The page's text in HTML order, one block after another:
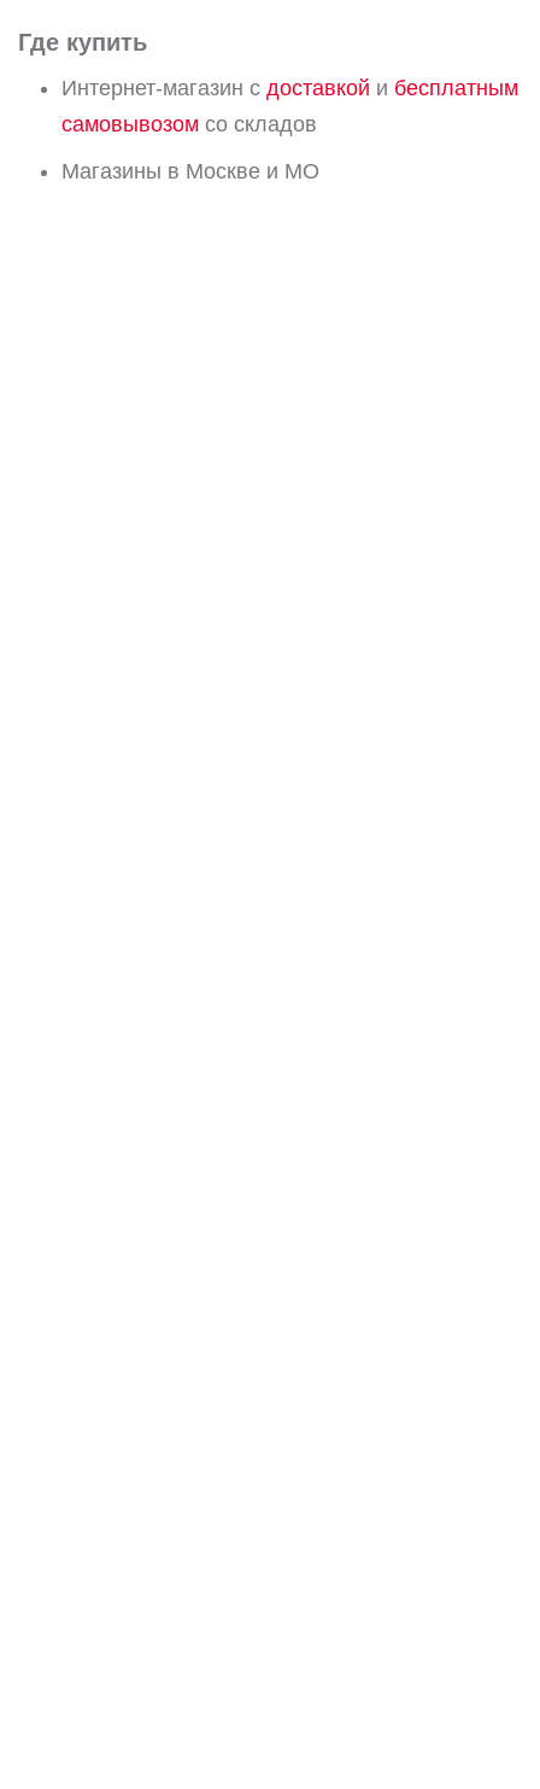
Где купить
Интернет-магазин с доставкой и бесплатным
самовывозом со складов
Магазины в Москве и МО